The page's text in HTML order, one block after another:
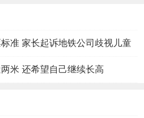
准 家长起诉地铁公司歧视儿童
米 还希望自己继续长高